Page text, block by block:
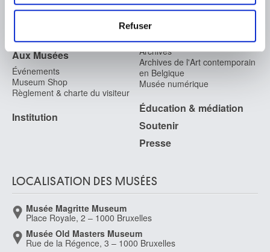
Les cookies nous permettent de personnaliser le contenu
et les annonces, d'offrir des fonctionnalités relatives aux
partageons également des informations sur l'utilisation de
notre site avec nos partenaires de médias sociaux, de
publicité et d'analyse, qui peuvent combiner celles-ci
avec d'autres informations que vous leur avez fournies
ou qu'ils ont collectées lors de votre utilisation de leurs
services.
Refuser
Tickets
Aux Musées
Événements
Museum Shop
Règlement & charte du visiteur
Institution
Publications
Service photographique
Archives
Archives de l'Art contemporain
en Belgique
Musée numérique
Éducation & médiation
Soutenir
Presse
LOCALISATION DES MUSÉES
Musée Magritte Museum
Place Royale, 2 – 1000 Bruxelles
Musée Old Masters Museum
Rue de la Régence, 3 – 1000 Bruxelles